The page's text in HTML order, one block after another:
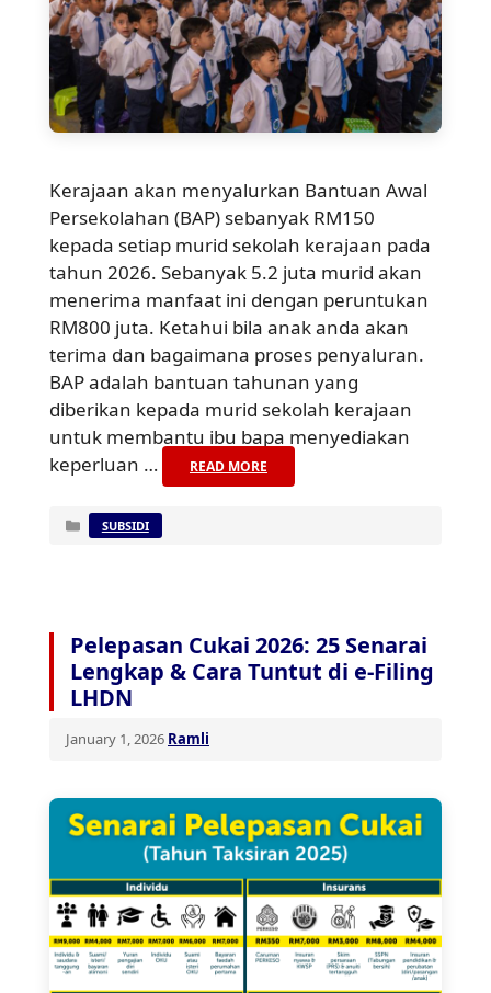
Kerajaan akan menyalurkan Bantuan Awal
Persekolahan (BAP) sebanyak RM150
kepada setiap murid sekolah kerajaan pada
tahun 2026. Sebanyak 5.2 juta murid akan
menerima manfaat ini dengan peruntukan
RM800 juta. Ketahui bila anak anda akan
terima dan bagaimana proses penyaluran.
BAP adalah bantuan tahunan yang
diberikan kepada murid sekolah kerajaan
untuk membantu ibu bapa menyediakan
keperluan …
READ MORE
Categories
SUBSIDI
Pelepasan Cukai 2026: 25 Senarai
Lengkap & Cara Tuntut di e-Filing
LHDN
January 1, 2026 Ramli